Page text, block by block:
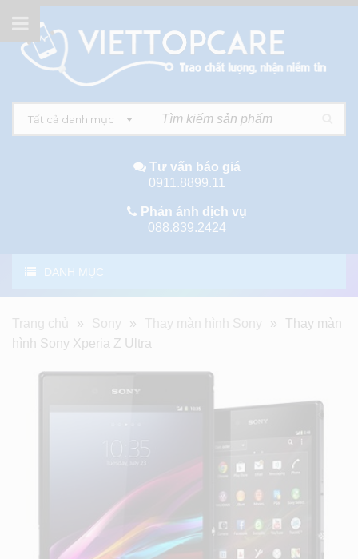
Tất cả danh mục
Tư vấn báo giá
0911.8899.11
Phản ánh dịch vụ
088.839.2424
DANH MỤC
Trang chủ » Sony » Thay màn hình Sony »
Thay màn
hình Sony Xperia Z Ultra